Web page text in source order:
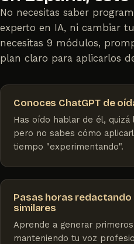
No necesitas saber
experto en IA, ni cambiar
necesitas 9 módulos,
plan claro para aplicarlos
Conoces ChatGPT de
Has oído hablar de él,
pero no sabes cómo
tiempo "experimentando".
Pasas horas
similares
Aprende a generar
manteniendo tu voz